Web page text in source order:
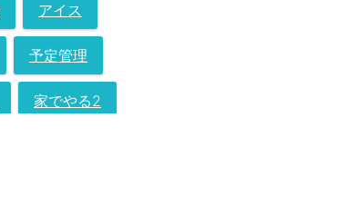
アイス
予定管理
家でやる2